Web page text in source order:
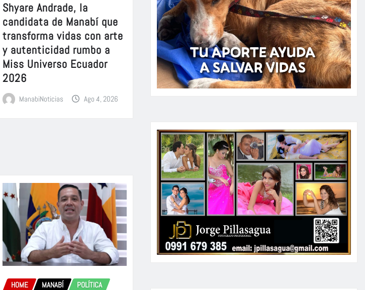
Shyare Andrade, la
candidata de Manabí que
transforma vidas con arte
y autenticidad rumbo a
Miss Universo Ecuador
2026
ManabiNoticias Ago 4, 2026
HOME MANABÍ POLÍTICA